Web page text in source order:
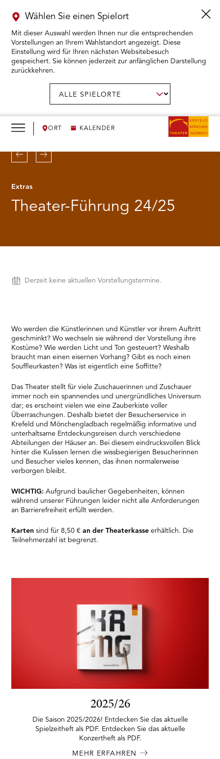
ORT KALENDER
Wählen Sie einen Spielort
Mit dieser Auswahl werden Ihnen nur die entsprechenden
Vorstellungen an Ihrem Wahlstandort angezeigt. Diese
Einstellung wird für Ihren nächsten Websitebesuch
gespeichert. Sie können jederzeit zur anfänglichen Darstellung
zurückkehren.
KARTENKAUF ÖFFNEN
WIR ÖFFNEN
DAS THEATER ÖFFNEN
THEATERPÄDAGOGIK ÖFFNEN
Extras
Theater-Führung 24/25
Zurück Weiter
Vorstellungen
Derzeit keine aktuellen Vorstellungstermine.
Wo werden die Künstlerinnen und Künstler vor ihrem Auftritt
geschminkt? Wo wechseln sie während der Vorstellung ihre
Kostüme? Wie werden Licht und Ton gesteuert? Weshalb
braucht man einen eisernen Vorhang? Gibt es noch einen
Souffleurkasten? Was ist eigentlich eine Soffitte?
Das Theater stellt für viele Zuschauerinnen und Zuschauer
immer noch ein spannendes und unergründliches Universum
dar; es erscheint vielen wie eine Zauberkiste voller
Überraschungen. Deshalb bietet der Besucherservice in
Krefeld und Mönchengladbach regelmäßig informative und
unterhaltsame Entdeckungsreisen durch verschiedene
Abteilungen der Häuser an. Bei diesem eindrucksvollen Blick
hinter die Kulissen lernen die wissbegierigen Besucherinnen
und Besucher vieles kennen, das ihnen normalerweise
verborgen bleibt.
WICHTIG: Aufgrund baulicher Gegebenheiten, können
während unserer Führungen leider nicht alle Anforderungen
an Barrierefreiheit erfüllt werden.
Karten sind für 8,50 €an der Theaterkasse erhältlich. Die
Teilnehmerzahl ist begrenzt.
2025/26
Die Saison 2025/2026! Entdecken Sie das aktuelle
Spielzeitheft als PDF. Entdecken Sie das aktuelle
Konzertheft als PDF.
MEHR ERFAHREN